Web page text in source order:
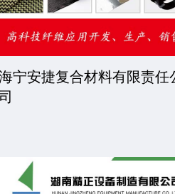
宁安捷复合材料有限责任